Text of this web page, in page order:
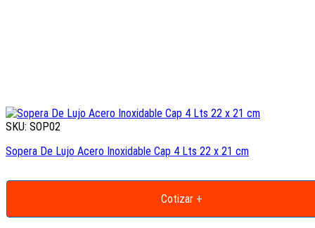
SKU: SOP02
Sopera De Lujo Acero Inoxidable Cap 4 Lts 22 x 21 cm
Cotizar +